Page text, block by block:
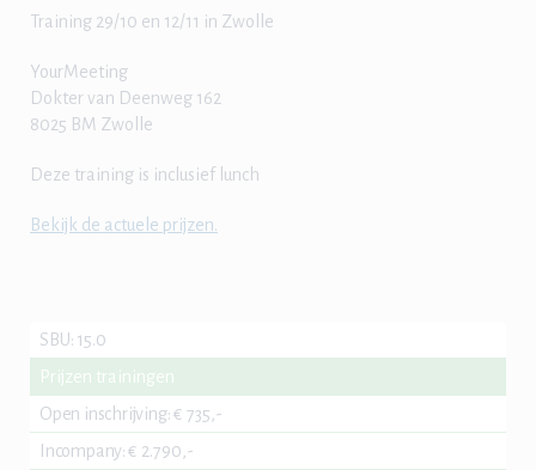
Training 29/10 en 12/11 in Zwolle
YourMeeting
Dokter van Deenweg 162
8025 BM Zwolle
Deze training is inclusief lunch
Bekijk de actuele prijzen.
SBU: 15.0
Prijzen trainingen
Open inschrijving:€ 735,-
Incompany: € 2.790,-